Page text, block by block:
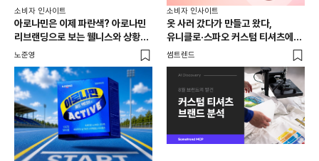
소비자 인사이트
아로나민은 이제 파란색? 아로나민
리브랜딩으로 보는 웰니스와 상황
최적화 전략
노준영
소비자 인사이트
옷 사러 갔다가 만들고 왔다,
유니클로·스파오 커스텀 티셔츠에
사람들이 줄 서는 진짜 이유는?
썸트렌드